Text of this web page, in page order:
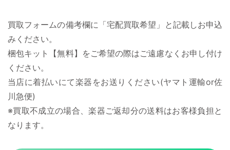
買取フォームの備考欄に「宅配買取希望」と記載しお申込
みください。
梱包キット【無料】をご希望の際はご遠慮なくお申し付け
ください。
当店に着払いにて楽器をお送りください(ヤマト運輸or佐
川急便)
※買取不成立の場合、楽器ご返却分の送料はお客様負担と
なります。